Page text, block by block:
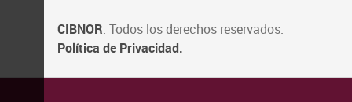
CIBNOR. Todos los derechos reservados.
Política de Privacidad.